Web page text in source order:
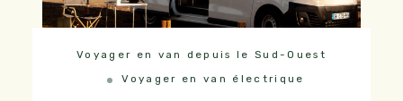
Voyager en van depuis le Sud-Ouest
Voyager en van électrique